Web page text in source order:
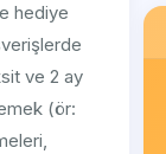
hediye
ve 2 ay
(ör: